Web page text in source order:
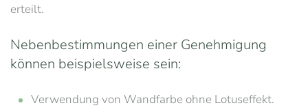
erteilt.
Nebenbestimmungen einer Genehmigung
können beispielsweise sein:
Verwendung von Wandfarbe ohne Lotuseffekt.